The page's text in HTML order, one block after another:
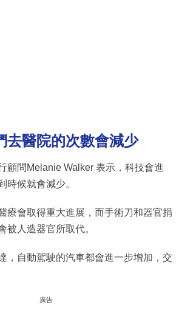
去醫院的次數會減少
顧問Melanie Walker 表示，科技會進
時候就會減少。
療會取得重大進展，而手術刀和器官捐
被人造器官所取代。
，自動駕駛的汽車都會進一步增加，交
廣告